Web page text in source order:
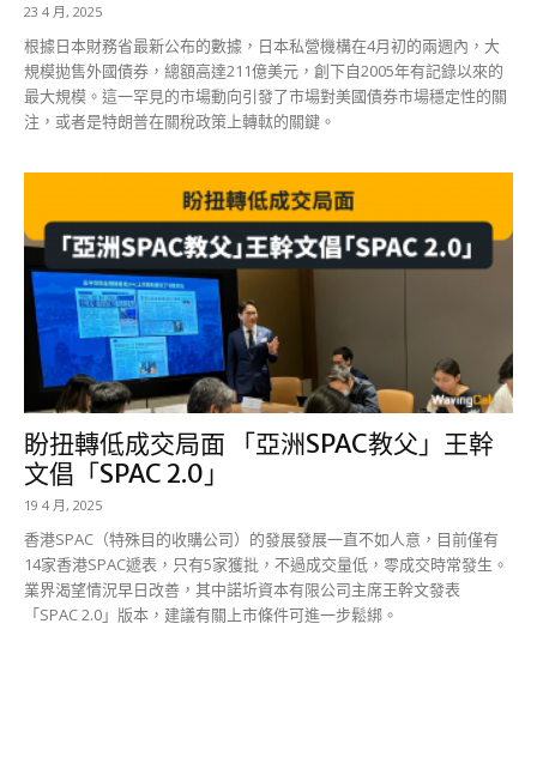
23 4 月, 2025
根據日本財務省最新公布的數據，日本私營機構在4月初的兩週內，大
規模拋售外國債券，總額高達211億美元，創下自2005年有記錄以來的
最大規模。這一罕見的市場動向引發了市場對美國債券市場穩定性的關
注，或者是特朗普在關稅政策上轉軚的關鍵。
盼扭轉低成交局面 「亞洲SPAC教父」王幹
文倡「SPAC 2.0」
19 4 月, 2025
香港SPAC（特殊目的收購公司）的發展發展一直不如人意，目前僅有
14家香港SPAC遞表，只有5家獲批，不過成交量低，零成交時常發生。
業界渴望情況早日改善，其中諾圻資本有限公司主席王幹文發表
「SPAC 2.0」版本，建議有關上市條件可進一步鬆綁。